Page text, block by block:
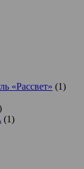
«Рассвет» (1)
(1)